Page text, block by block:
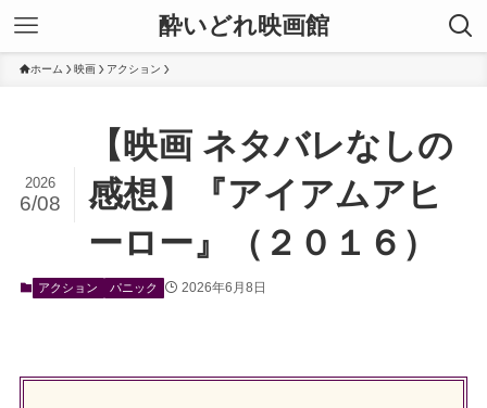
酔いどれ映画館
ホーム 映画 アクション
【映画 ネタバレなしの
感想】『アイアムアヒ
ーロー』（２０１６）
2026
6/08
アクション パニック 2026年6月8日